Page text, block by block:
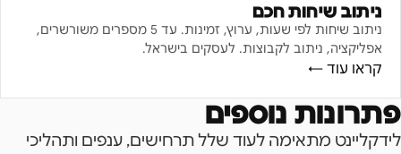
ניתוב שיחות חכם
ניתוב שיחות לפי שעות, ערוץ, זמינות. עד 5 מספרים משורשרים,
אפליקציה, ניתוב לקבוצות. לעסקים בישראל.
קראו עוד ←
פתרונות נוספים
לידקליינט מתאימה לעוד שלל תרחישים, ענפים ותהליכי